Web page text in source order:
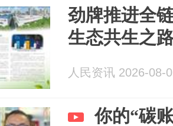
劲牌推进全
生态共生之
人民资讯 2026-08-
你的“碳